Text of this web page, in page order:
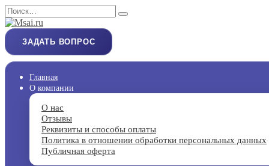
Перейти
к
содержанию
Search
for:
ЗАДАТЬ ВОПРОС
Главная
О компании
О нас
Отзывы
Реквизиты и способы оплаты
Политика в отношении обработки персональных данных
Публичная оферта